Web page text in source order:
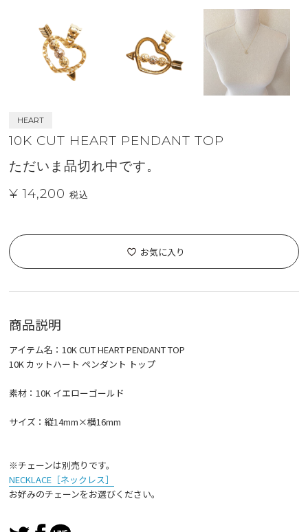
HEART
10K CUT HEART PENDANT TOP
ただいま品切れ中です。
¥ 14,200税込
お気に入り
商品説明
アイテム名：10K CUT HEART PENDANT TOP
10K カットハート ペンダント トップ
素材：10K イエローゴールド
サイズ：縦14mm×横16mm
※チェーンは別売りです。
NECKLACE［ネックレス］
お好みのチェーンをお選びください。